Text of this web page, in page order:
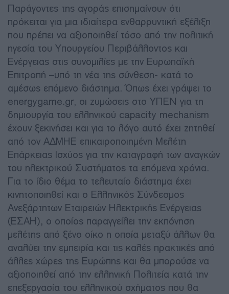
Παράγοντες της αγοράς επισημαίνουν ότι
πρόκειται για μια ιδιαίτερα ενθαρρυντική εξέλιξη
που πρέπει να αξιοποιηθεί τόσο από την πολιτική
ηγεσία του Υπουργείου Περιβάλλοντος και
Ενέργειας στις συνομιλίες με την Ευρωπαϊκή
Επιτροπή –υπό τη νέα της σύνθεση- κατά το
αμέσως επόμενο διάστημα. Όπως έχει γράψει το
energygame.gr, οι ζυμώσεις στο ΥΠΕΝ για τη
δημιουργία του ελληνικού capacity mechanism
έχουν ξεκινήσει και για το λόγο αυτό έχει ζητηθεί
από τον ΑΔΜΗΕ επικαιροποιημένη Μελέτη
Επάρκειας Ισχύος για την καταγραφή των αναγκών
του ηλεκτρικού Συστήματος τα επόμενα χρόνια.
Για το ίδιο θέμα το τελευταίο διάστημα έχει
κινητοποιηθεί και ο Ελληνικός Σύνδεσμος
Ανεξάρτητων Εταιρειών Ηλεκτρικής Ενέργειας
(ΕΣΑΗ), ο οποίος παραγγείλει την εκπόνηση
μελέτης από ξένο οίκο η οποία μεταξύ άλλων θα
αναλύει την εμπειρία και τις καλές πρακτικές από
άλλες χώρες της Ευρώπης και θα μπορούσε να
αξιοποιηθεί από την ελληνική Πολιτεία κατά την
επεξεργασία του ελληνικού σχήματος που θα